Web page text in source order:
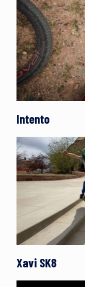
Intento
Xavi SK8